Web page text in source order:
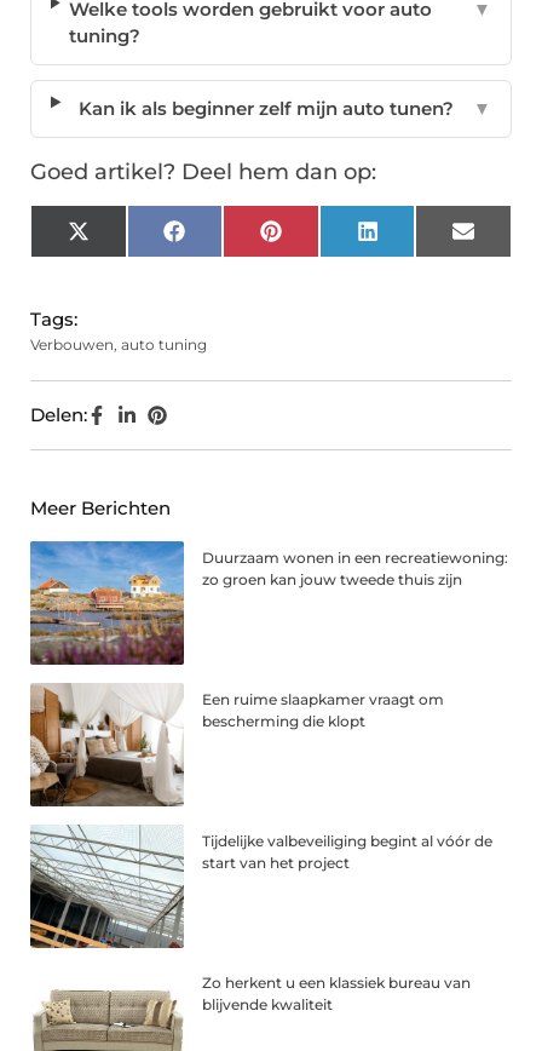
Welke tools worden gebruikt voor auto
tuning?
▼
Kan ik als beginner zelf mijn auto tunen? ▼
Goed artikel? Deel hem dan op:
X
(Twitter)
FacebookPinterest LinkedIn Email
Tags:
Verbouwen, auto tuning
Delen:
Meer Berichten
Duurzaam wonen in een recreatiewoning:
zo groen kan jouw tweede thuis zijn
Een ruime slaapkamer vraagt om
bescherming die klopt
Tijdelijke valbeveiliging begint al vóór de
start van het project
Zo herkent u een klassiek bureau van
blijvende kwaliteit